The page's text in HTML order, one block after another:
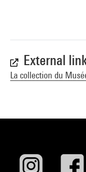
External
La collection du